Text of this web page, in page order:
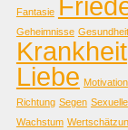
Fantasie
Geheimnisse Gesundheit
Krankheit
Liebe Motivation
Richtung Segen Sexuelle
Wachstum